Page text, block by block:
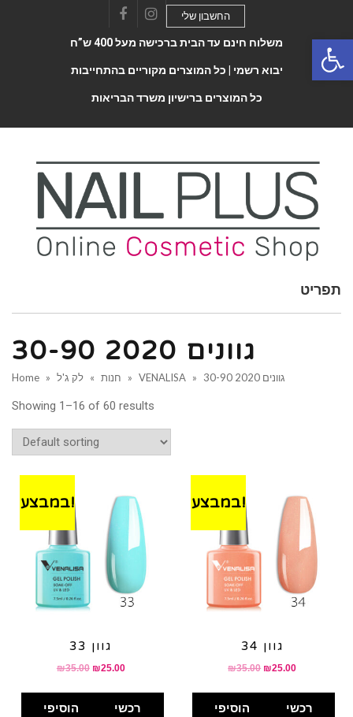
FacebookInstagram
החשבון שלי
משלוח חינם עד הבית ברכישה מעל 400 ש”ח
יבוא רשמי | כל המוצרים מקוריים בהתחייבות
כל המוצרים ברישיון משרד הבריאות
Toggle
תפריט
גוונים 2020 30-90
Home » חנות » לק ג'ל » VENALISA » גוונים 2020 30-90
Showing 1–16 of 60 results
במבצע!
גוון 33
₪35.00 ₪25.00
הוסיפי
רכשי
במבצע!
גוון 34
₪35.00 ₪25.00
הוסיפי
רכשי